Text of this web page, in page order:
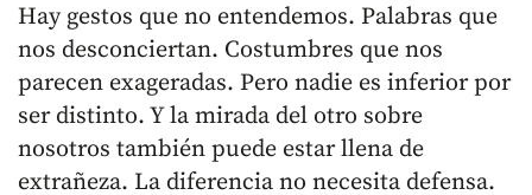
Hay gestos que no entendemos. Palabras que
nos desconciertan. Costumbres que nos
parecen exageradas. Pero nadie es inferior por
ser distinto. Y la mirada del otro sobre
nosotros también puede estar llena de
extrañeza. La diferencia no necesita defensa.